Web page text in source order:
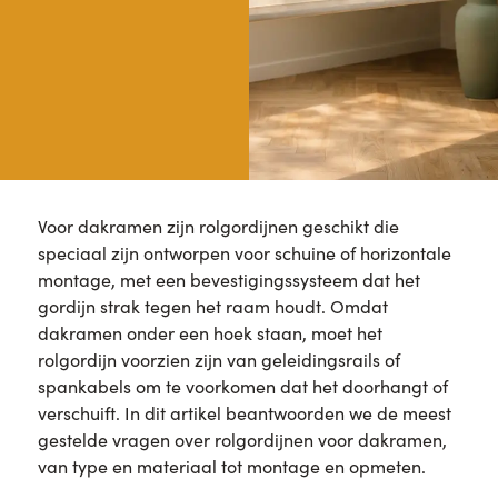
Voor dakramen zijn rolgordijnen geschikt die
speciaal zijn ontworpen voor schuine of horizontale
montage, met een bevestigingssysteem dat het
gordijn strak tegen het raam houdt. Omdat
dakramen onder een hoek staan, moet het
rolgordijn voorzien zijn van geleidingsrails of
spankabels om te voorkomen dat het doorhangt of
verschuift. In dit artikel beantwoorden we de meest
gestelde vragen over rolgordijnen voor dakramen,
van type en materiaal tot montage en opmeten.